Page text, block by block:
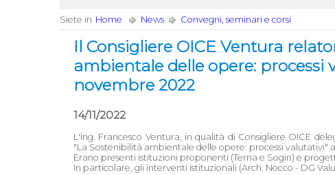
Siete in Home News Convegni, seminari e corsi
Il Consigliere OICE Ventura
ambientale delle opere: processi
novembre 2022
14/11/2022
L'Ing. Francesco Ventura, in qualità di Consigliere OICE
"La Sostenibilità ambientale delle opere: processi valutativi"
Erano presenti istituzioni proponenti (Terna e Sogin) e
In particolare, gli interventi istituzionali (Arch. Nocco - DG